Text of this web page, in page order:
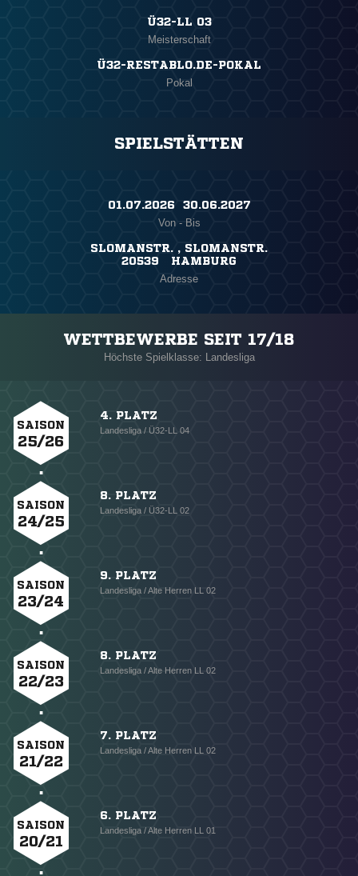
Ü32-LL 03
Meisterschaft
Ü32-RESTABLO.DE-POKAL
Pokal
SPIELSTÄTTEN
01.07.2026 ​ 30.06.2027
Von - Bis
SLOMANSTR. , SLOMANSTR.
20539 HAMBURG
Adresse
WETTBEWERBE SEIT 17/18
Höchste Spielklasse: Landesliga
SAISON
25/26
4. PLATZ
Landesliga / Ü32-LL 04
SAISON
24/25
8. PLATZ
Landesliga / Ü32-LL 02
SAISON
23/24
9. PLATZ
Landesliga / Alte Herren LL 02
SAISON
22/23
8. PLATZ
Landesliga / Alte Herren LL 02
SAISON
21/22
7. PLATZ
Landesliga / Alte Herren LL 02
SAISON
20/21
6. PLATZ
Landesliga / Alte Herren LL 01